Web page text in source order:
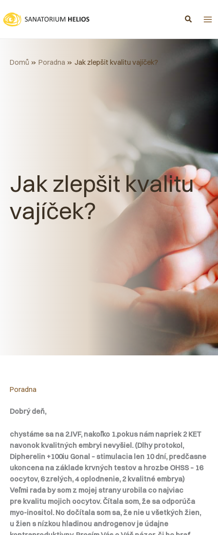
na
obsah
Jak zlepšit kvalitu
vajíček?
Domů Poradna Jak zlepšit kvalitu vajíček?
Poradna
Dobrý deň,
chystáme sa na 2.IVF, nakoľko 1.pokus nám napriek 2 KET
navonok kvalitných embryi nevyšiel. (Dlhy protokol,
Dipherelin +100iu Gonal – stimulacia len 10 dní, predčasne
ukoncena na základe krvných testov a hrozbe OHSS – 16
oocytov, 6 zrelých, 4 oplodnenie, 2 kvalitné embrya)
Veľmi rada by som z mojej strany urobila co najviac
pre kvalitu mojich oocytov. Čítala som, že sa odporúča
myo-inositol. No dočítala som sa, že nie u všetkých žien,
u žien s nízkou hladinou androgenov je údajne